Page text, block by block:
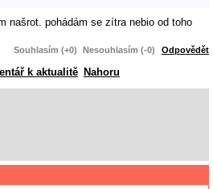
našrot. pohádám se zítra nebio od toho
Souhlasím (+0) Nesouhlasím (-0) Odpovědět
k aktualitě Nahoru